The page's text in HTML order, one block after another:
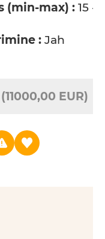
(min-max) : 15 -
: Jah
(11000,00 EUR)